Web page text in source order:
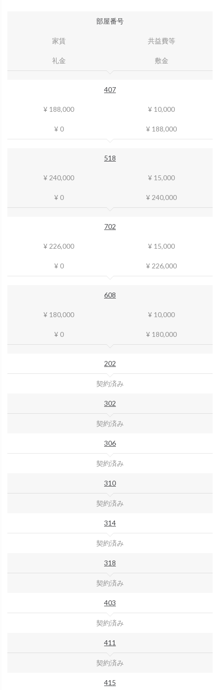
部屋番号
家賃 共益費等
礼金 敷金
407
¥ 188,000 ¥ 10,000
¥ 0 ¥ 188,000
518
¥ 240,000 ¥ 15,000
¥ 0 ¥ 240,000
702
¥ 226,000 ¥ 15,000
¥ 0 ¥ 226,000
608
¥ 180,000 ¥ 10,000
¥ 0 ¥ 180,000
202
契約済み
302
契約済み
306
契約済み
310
契約済み
314
契約済み
318
契約済み
403
契約済み
411
契約済み
415